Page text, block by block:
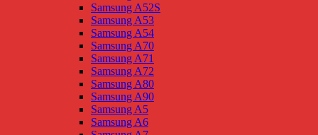
Samsung A52S
Samsung A53
Samsung A54
Samsung A70
Samsung A71
Samsung A72
Samsung A80
Samsung A90
Samsung A5
Samsung A6